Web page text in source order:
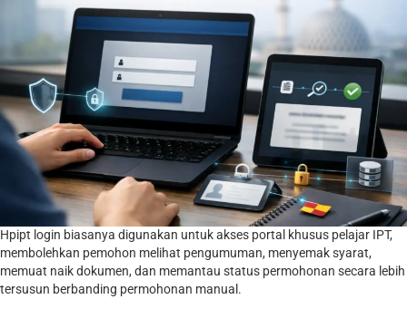
Hpipt login biasanya digunakan untuk akses portal khusus pelajar IPT,
membolehkan pemohon melihat pengumuman, menyemak syarat,
memuat naik dokumen, dan memantau status permohonan secara lebih
tersusun berbanding permohonan manual.